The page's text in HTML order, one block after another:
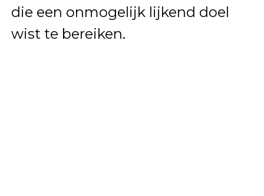
die een onmogelijk lijkend doel
wist te bereiken.